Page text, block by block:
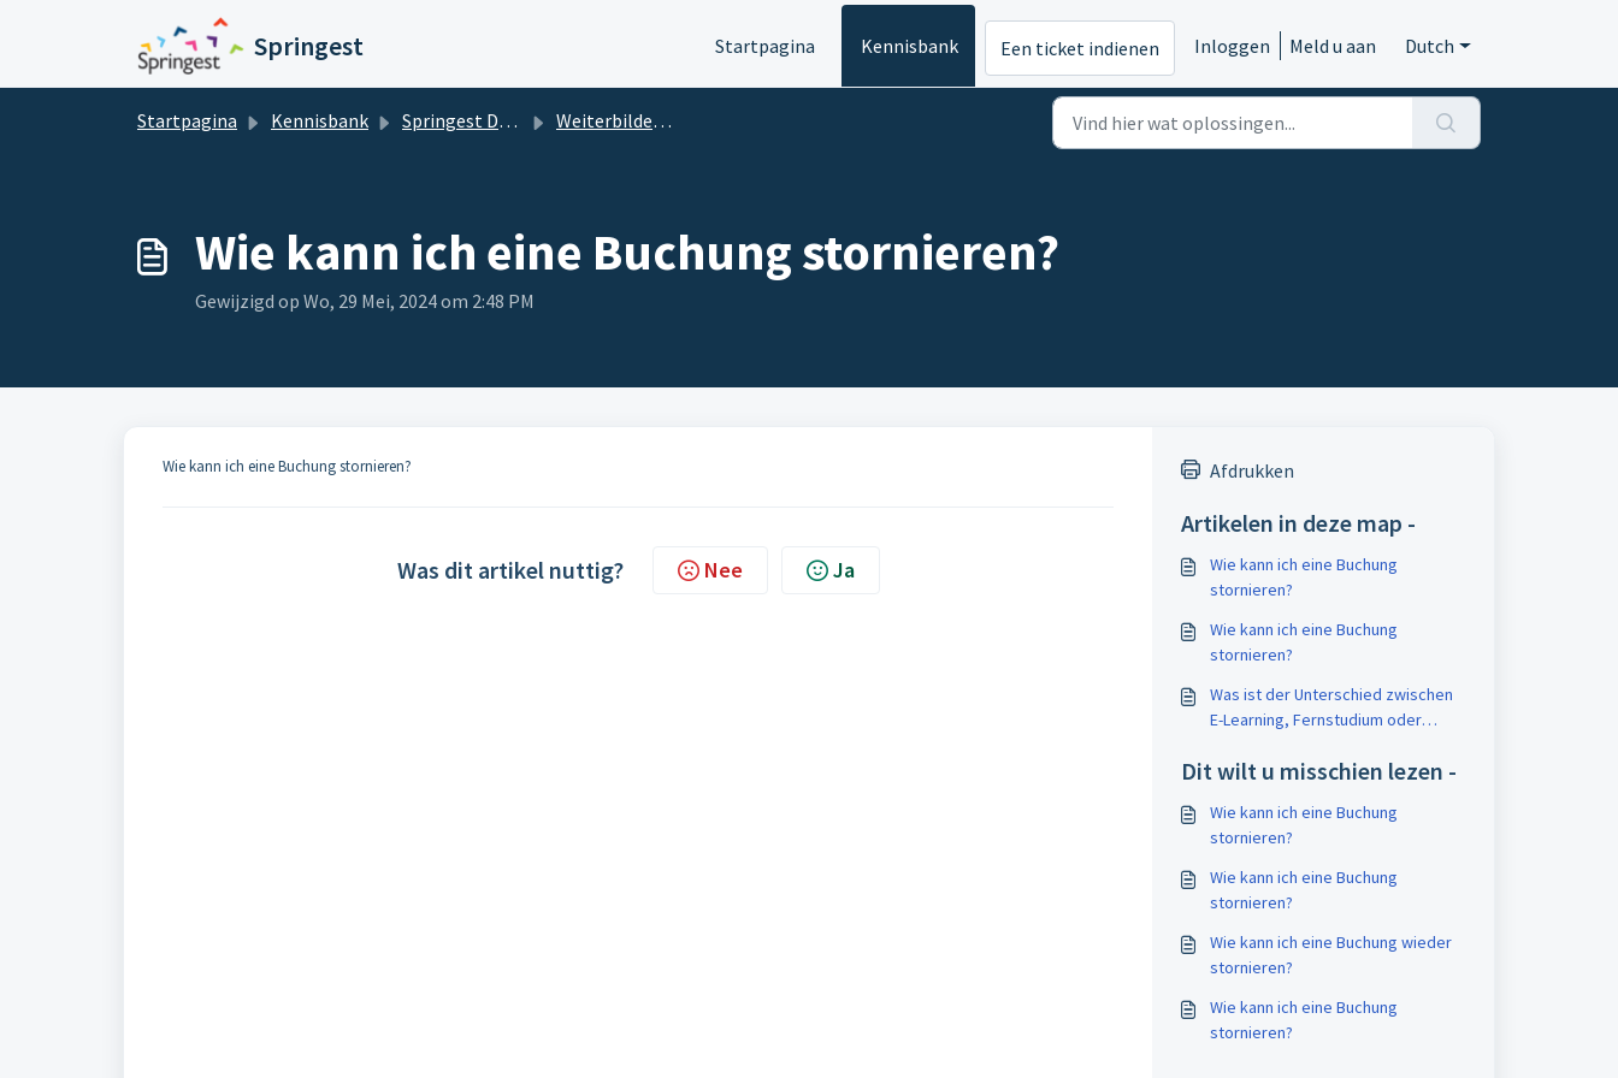
Doorgaan naar hoofdinhoud
Springest Startpagina Kennisbank Een ticket indienen Inloggen Meld u aan Dutch
Startpagina Kennisbank Springest DE User Helpdesk Weiterbilden trotz Corona?
Wie kann ich eine Buchung stornieren?
Gewijzigd op Wo, 29 Mei, 2024 om 2:48 PM
Wie kann ich eine Buchung stornieren?
Was dit artikel nuttig? Nee Ja
Afdrukken
Artikelen in deze map -
Wie kann ich eine Buchung
stornieren?
Wie kann ich eine Buchung
stornieren?
Was ist der Unterschied zwischen
E-Learning, Fernstudium oder
kann ich danach filtern?
Dit wilt u misschien lezen -
Wie kann ich eine Buchung
stornieren?
Wie kann ich eine Buchung
stornieren?
Wie kann ich eine Buchung wieder
stornieren?
Wie kann ich eine Buchung
stornieren?